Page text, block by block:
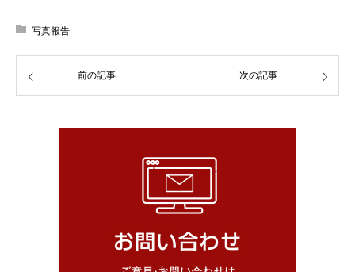
写真報告
前の記事 次の記事